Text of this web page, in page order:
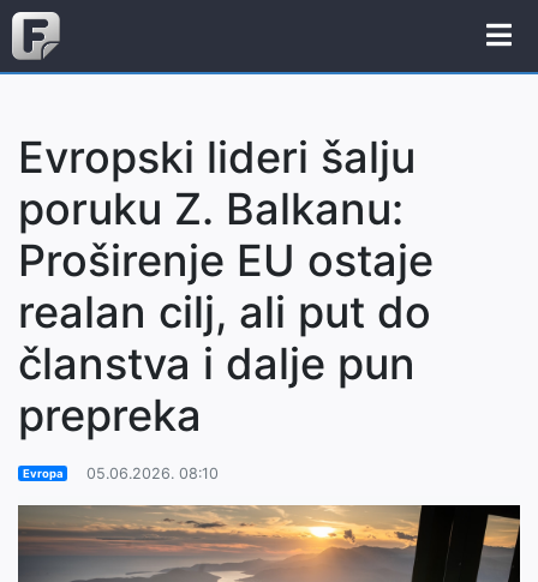
Evropski lideri šalju
poruku Z. Balkanu:
Proširenje EU ostaje
realan cilj, ali put do
članstva i dalje pun
prepreka
Evropa 05.06.2026. 08:10